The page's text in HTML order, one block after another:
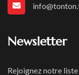
Newsletter
Rejoignez notre